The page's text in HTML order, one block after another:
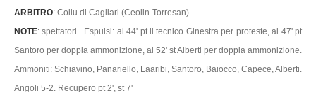
ARBITRO: Collu di Cagliari (Ceolin-Torresan)
NOTE: spettatori . Espulsi: al 44' pt il tecnico Ginestra per proteste, al 47' pt
Santoro per doppia ammonizione, al 52' st Alberti per doppia ammonizione.
Ammoniti: Schiavino, Panariello, Laaribi, Santoro, Baiocco, Capece, Alberti.
Angoli 5-2. Recupero pt 2', st 7'